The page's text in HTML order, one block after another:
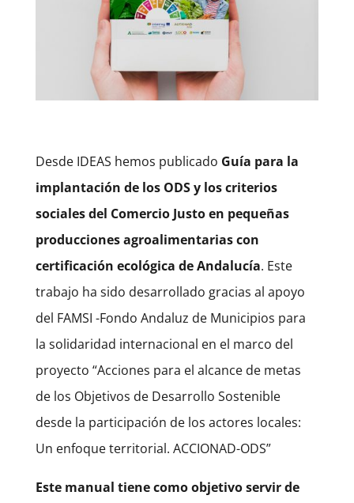
Desde IDEAS hemos publicado Guía para la
implantación de los ODS y los criterios
sociales del Comercio Justo en pequeñas
producciones agroalimentarias con
certificación ecológica de Andalucía. Este
trabajo ha sido desarrollado gracias al apoyo
del FAMSI -Fondo Andaluz de Municipios para
la solidaridad internacional en el marco del
proyecto “Acciones para el alcance de metas
de los Objetivos de Desarrollo Sostenible
desde la participación de los actores locales:
Un enfoque territorial. ACCIONAD-ODS”
Este manual tiene como objetivo servir de